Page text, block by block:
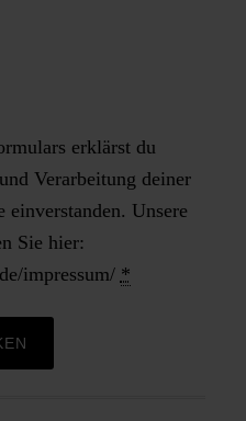
erklärst du
Verarbeitung deiner
einverstanden. Unsere
Sie hier:
impressum/ *